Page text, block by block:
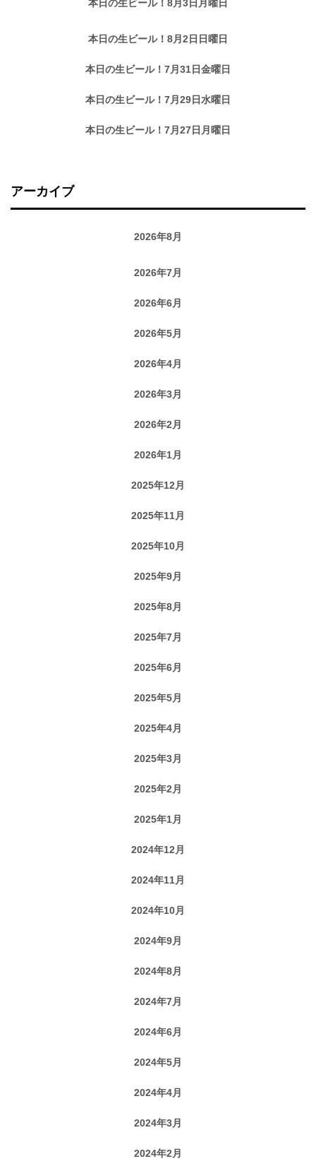
本日の生ビール！8月3日月曜日
本日の生ビール！8月2日日曜日
本日の生ビール！7月31日金曜日
本日の生ビール！7月29日水曜日
本日の生ビール！7月27日月曜日
アーカイブ
2026年8月
2026年7月
2026年6月
2026年5月
2026年4月
2026年3月
2026年2月
2026年1月
2025年12月
2025年11月
2025年10月
2025年9月
2025年8月
2025年7月
2025年6月
2025年5月
2025年4月
2025年3月
2025年2月
2025年1月
2024年12月
2024年11月
2024年10月
2024年9月
2024年8月
2024年7月
2024年6月
2024年5月
2024年4月
2024年3月
2024年2月